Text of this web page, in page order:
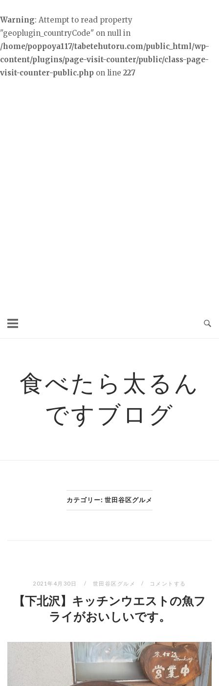
Warning: Attempt to read property
"geoplugin_countryCode" on null in
/home/poppoya117/tabetehutoru.com/public_html/wp-
content/plugins/page-visit-counter/public/class-page-
visit-counter-public.php on line 227
食べたら太るん
ですブログ
カテゴリー: 世田谷区グルメ
2021年4月30日 世田谷区グルメ コメントする
【下北沢】キッチンウエストの魚フ
ライがおいしいです。